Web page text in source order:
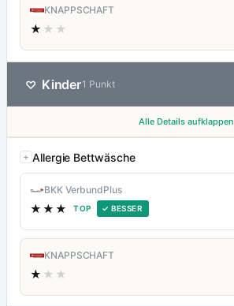
KNAPPSCHAFT
★ ★★
♡ Kinder1 Punkt
Alle Details aufklappen
Allergie Bettwäsche
BKK VerbundPlus
★★★ TOP ✓ BESSER
KNAPPSCHAFT
★ ★★